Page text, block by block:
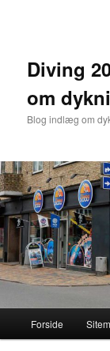
Diving
om
Blog indlæg om
Forside